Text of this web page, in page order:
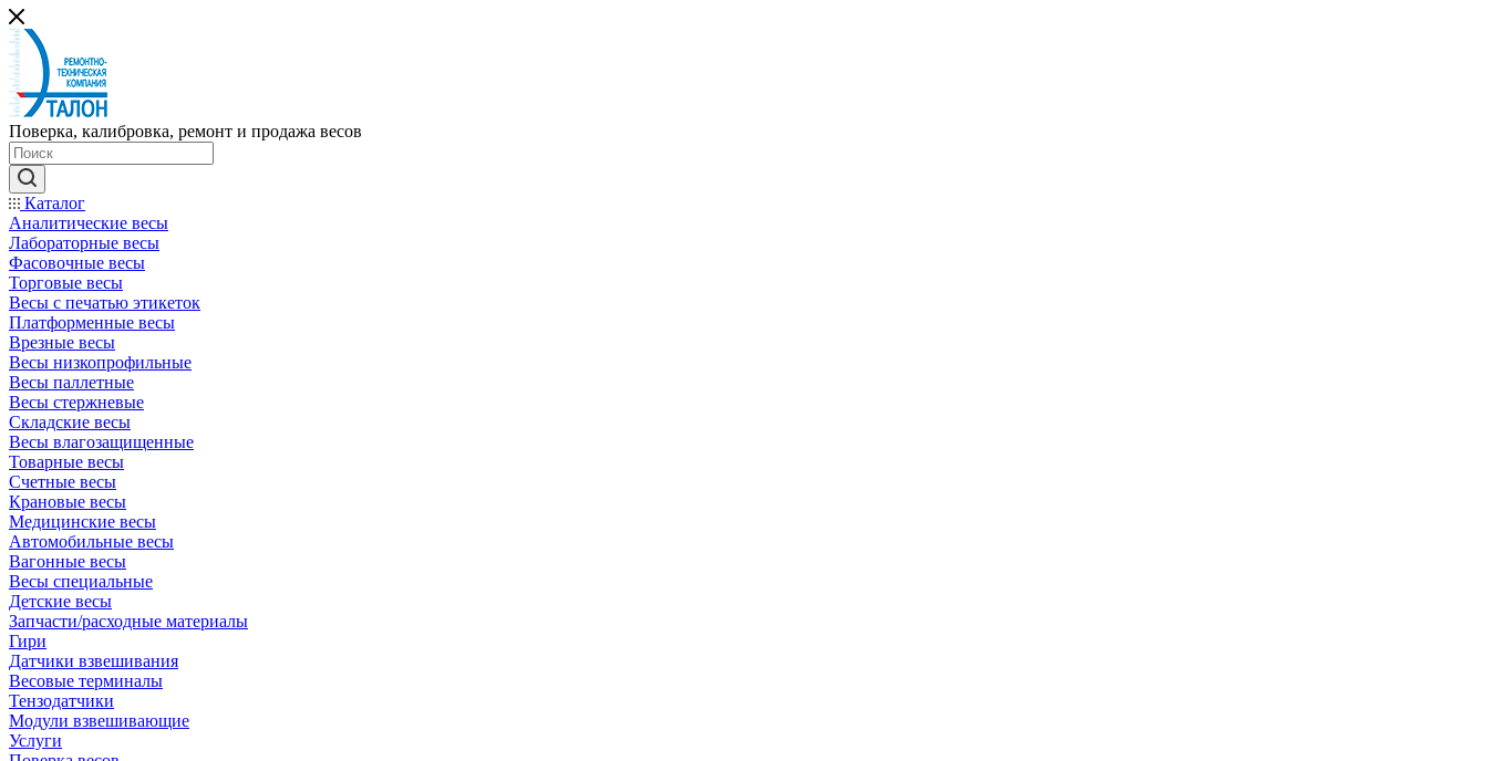
Поверка, калибровка, ремонт и продажа весов
Каталог
Аналитические весы
Лабораторные весы
Фасовочные весы
Торговые весы
Весы с печатью этикеток
Платформенные весы
Врезные весы
Весы низкопрофильные
Весы паллетные
Весы стержневые
Складские весы
Весы влагозащищенные
Товарные весы
Счетные весы
Крановые весы
Медицинские весы
Автомобильные весы
Вагонные весы
Весы специальные
Детские весы
Запчасти/расходные материалы
Гири
Датчики взвешивания
Весовые терминалы
Тензодатчики
Модули взвешивающие
Услуги